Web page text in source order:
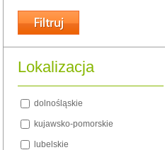
Lokalizacja
dolnośląskie
kujawsko-pomorskie
lubelskie